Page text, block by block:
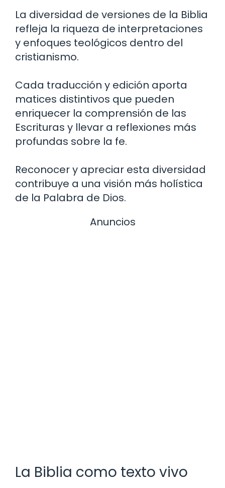
La diversidad de versiones de la Biblia
refleja la riqueza de interpretaciones
y enfoques teológicos dentro del
cristianismo.
Cada traducción y edición aporta
matices distintivos que pueden
enriquecer la comprensión de las
Escrituras y llevar a reflexiones más
profundas sobre la fe.
Reconocer y apreciar esta diversidad
contribuye a una visión más holística
de la Palabra de Dios.
Anuncios
La Biblia como texto vivo